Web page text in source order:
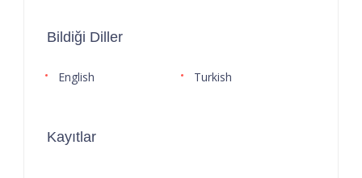
Bildiği Diller
English Turkish
Kayıtlar